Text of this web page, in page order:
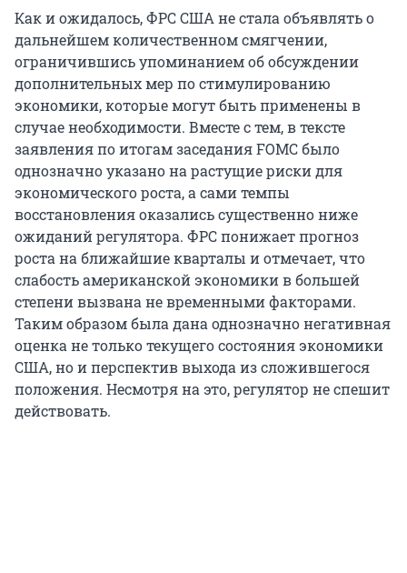
Как и ожидалось, ФРС США не стала объявлять о
дальнейшем количественном смягчении,
ограничившись упоминанием об обсуждении
дополнительных мер по стимулированию
экономики, которые могут быть применены в
случае необходимости. Вместе с тем, в тексте
заявления по итогам заседания FOMC было
однозначно указано на растущие риски для
экономического роста, а сами темпы
восстановления оказались существенно ниже
ожиданий регулятора. ФРС понижает прогноз
роста на ближайшие кварталы и отмечает, что
слабость американской экономики в большей
степени вызвана не временными факторами.
Таким образом была дана однозначно негативная
оценка не только текущего состояния экономики
США, но и перспектив выхода из сложившегося
положения. Несмотря на это, регулятор не спешит
действовать.